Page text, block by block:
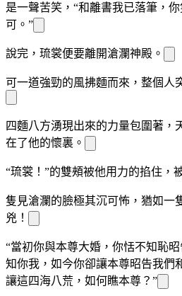
是一聲苦笑，“和離書我已落筆，
可。”
說完，琉裳便要離開滄瀾神殿。
可一道強勁的風拂麵而來， 整個人
四麵八方湧現出來的力量包圍著 ，
在了他的懷裏。
“琉裳！”的雙頰被他用力的掐住，
隻見滄瀾的臉極其沉可怖，猶如一
兇 ！
“當初你與本尊大婚，你恬不知恥
知你我，如今你卻讓本尊昭告我們
讓這四海八荒，如何瞧本尊？”